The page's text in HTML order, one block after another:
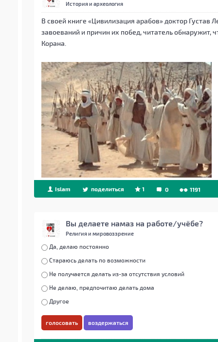
История и археология
В своей книге «Цивилизация арабов» доктор
завоеваний и причин их побед, читатель обнаружит,
Корана.
Islam поделиться 1 0 1191
Вы делаете намаз на работе/учёбе?
Религия и мировоззрение
Да, делаю постоянно
Стараюсь делать по возможности
Не получается делать из-за отсутствия условий
Не делаю, предпочитаю делать дома
Другое
голосовать воздержаться